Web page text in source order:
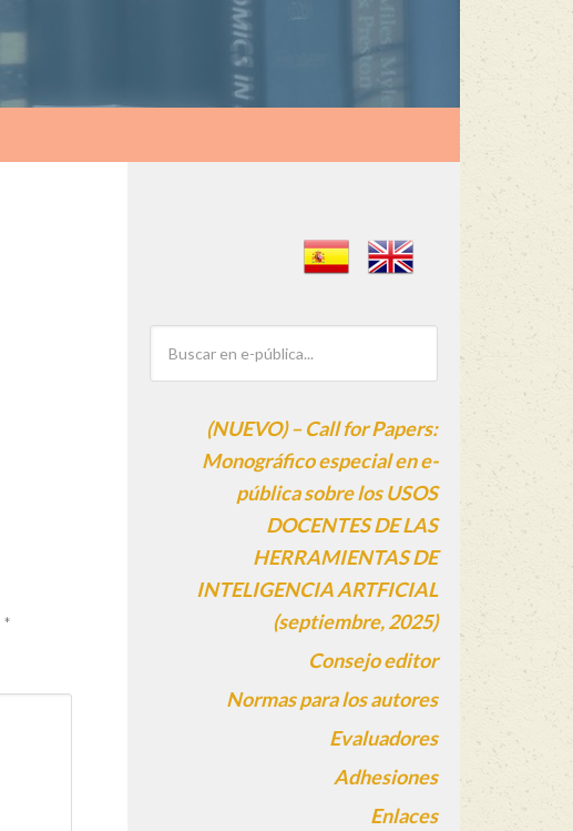
*
(NUEVO) – Call for Papers:
Monográfico especial en e-
pública sobre los USOS
DOCENTES DE LAS
HERRAMIENTAS DE
INTELIGENCIA ARTFICIAL
(septiembre, 2025)
Consejo editor
Normas para los autores
Evaluadores
Adhesiones
Enlaces